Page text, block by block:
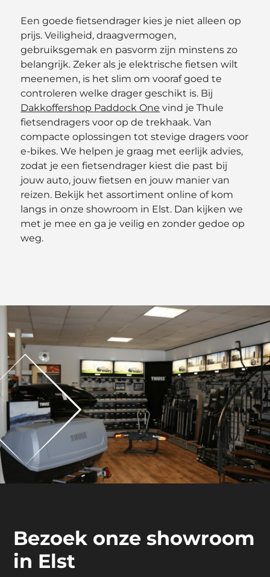
Een goede fietsendrager kies je niet alleen op
prijs. Veiligheid, draagvermogen,
gebruiksgemak en pasvorm zijn minstens zo
belangrijk. Zeker als je elektrische fietsen wilt
meenemen, is het slim om vooraf goed te
controleren welke drager geschikt is. Bij
Dakkoffershop Paddock One vind je Thule
fietsendragers voor op de trekhaak. Van
compacte oplossingen tot stevige dragers voor
e-bikes. We helpen je graag met eerlijk advies,
zodat je een fietsendrager kiest die past bij
jouw auto, jouw fietsen en jouw manier van
reizen. Bekijk het assortiment online of kom
langs in onze showroom in Elst. Dan kijken we
met je mee en ga je veilig en zonder gedoe op
weg.
Bezoek onze showroom
in Elst